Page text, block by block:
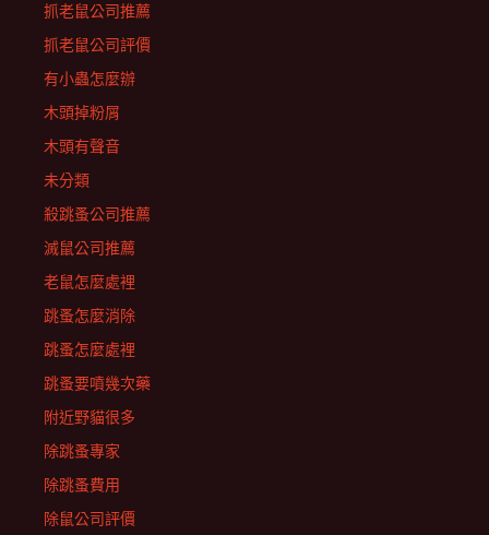
抓老鼠公司推薦
抓老鼠公司評價
有小蟲怎麼辦
木頭掉粉屑
木頭有聲音
未分類
殺跳蚤公司推薦
滅鼠公司推薦
老鼠怎麼處裡
跳蚤怎麼消除
跳蚤怎麼處裡
跳蚤要噴幾次藥
附近野貓很多
除跳蚤專家
除跳蚤費用
除鼠公司評價